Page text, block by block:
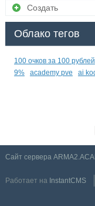
Создать
Облако тегов
100 очков за 100 рублей
9%
academy pve ai
Сайт сервера
Работает на InstantCMS